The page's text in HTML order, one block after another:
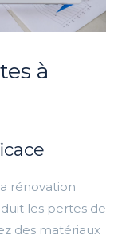
à
rénovation
les pertes de
des matériaux